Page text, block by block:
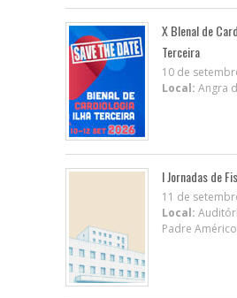
X BIenal de
Terceira
10 de
Local: Angra
I Jornadas de
11 de
Local:
Padre Américo